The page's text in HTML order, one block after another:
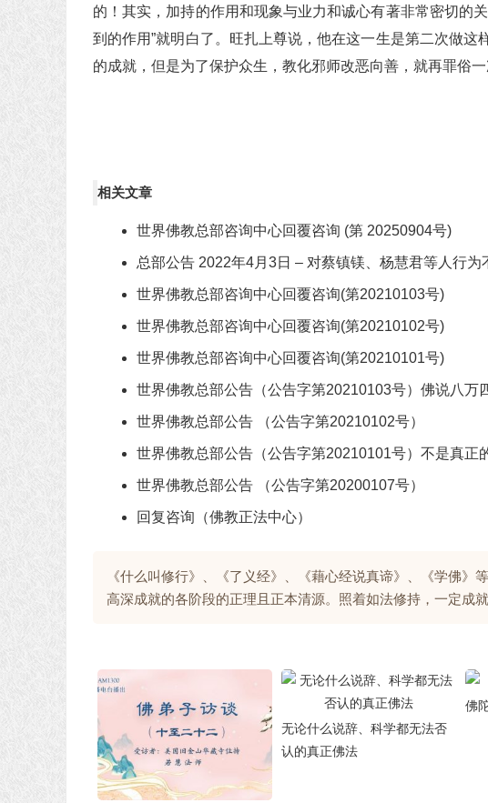
的！其实，加持的作用和现象与业力和诚心有著非常密切的
到的作用”就明白了。旺扎上尊说，他在这一生是第二次做
的成就，但是为了保护众生，教化邪师改恶向善，就再罪俗一
相关文章
世界佛教总部咨询中心回覆咨询 (第 20250904号)
总部公告 2022年4月3日 – 对蔡镇镁、杨慧君等人行为
世界佛教总部咨询中心回覆咨询(第20210103号)
世界佛教总部咨询中心回覆咨询(第20210102号)
世界佛教总部咨询中心回覆咨询(第20210101号)
世界佛教总部公告（公告字第20210103号）佛说八万
世界佛教总部公告 （公告字第20210102号）
世界佛教总部公告（公告字第20210101号）不是真正
世界佛教总部公告 （公告字第20200107号）
回复咨询（佛教正法中心）
《什么叫修行》、《了义经》、《藉心经说真谛》、《学佛》
高深成就的各阶段的正理且正本清源。照着如法修持，一定成
无论什么说辞、科学都无法否
认的真正佛法
佛